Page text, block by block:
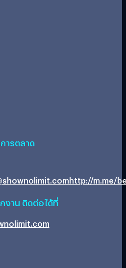
ารตลาด
http://m.me/
งาน ติดต่อได้ที่